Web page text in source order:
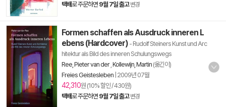
택배로 주문하면 9월 7일 출고 변경
Formen schaffen als Ausdruck inneren L
ebens (Hardcover) - Rudolf Steiners Kunst und Arc
hitektur als Bild des inneren Schulungswegs
Ree, Pieter van der, Kollewijn, Martin (옮긴이)
Freies Geistesleben 2009년 07월
42,310원 (10% 할인 / 430원)
택배로 주문하면 9월 7일 출고 변경